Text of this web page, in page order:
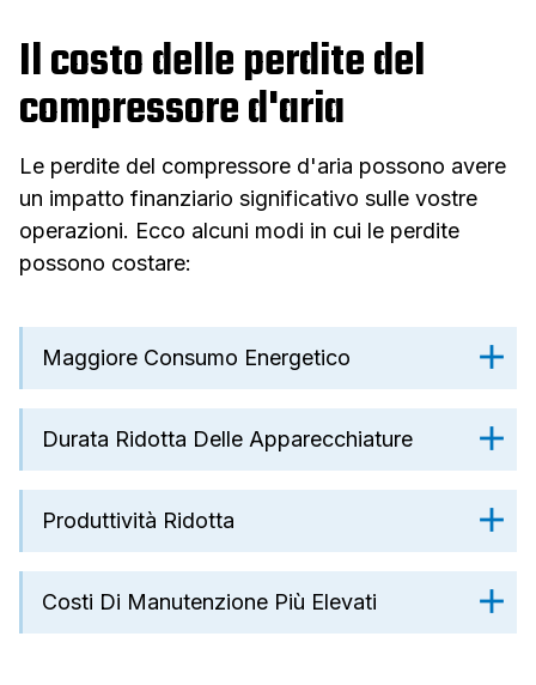
Il costo delle perdite del
compressore d'aria
Le perdite del compressore d'aria possono avere
un impatto finanziario significativo sulle vostre
operazioni. Ecco alcuni modi in cui le perdite
possono costare:
Maggiore Consumo Energetico
Durata Ridotta Delle Apparecchiature
Produttività Ridotta
Costi Di Manutenzione Più Elevati